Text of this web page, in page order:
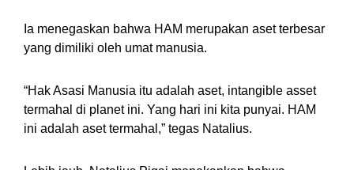
Ia menegaskan bahwa HAM merupakan aset terbesar
yang dimiliki oleh umat manusia.
“Hak Asasi Manusia itu adalah aset, intangible asset
termahal di planet ini. Yang hari ini kita punyai. HAM
ini adalah aset termahal,” tegas Natalius.